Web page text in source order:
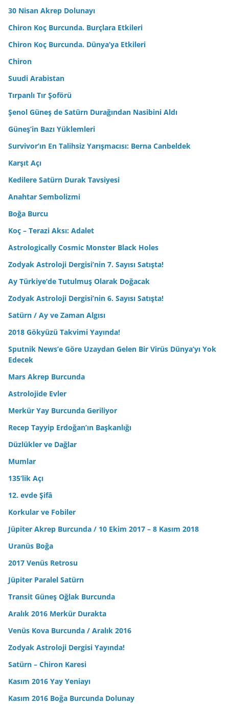
30 Nisan Akrep Dolunayı
Chiron Koç Burcunda. Burçlara Etkileri
Chiron Koç Burcunda. Dünya’ya Etkileri
Chiron
Suudi Arabistan
Tırpanlı Tır Şoförü
Şenol Güneş de Satürn Durağından Nasibini Aldı
Güneş’in Bazı Yüklemleri
Survivor’ın En Talihsiz Yarışmacısı: Berna Canbeldek
Karşıt Açı
Kedilere Satürn Durak Tavsiyesi
Anahtar Sembolizmi
Boğa Burcu
Koç – Terazi Aksı: Adalet
Astrologically Cosmic Monster Black Holes
Zodyak Astroloji Dergisi’nin 7. Sayısı Satışta!
Ay Türkiye’de Tutulmuş Olarak Doğacak
Zodyak Astroloji Dergisi’nin 6. Sayısı Satışta!
Satürn / Ay ve Zaman Algısı
2018 Gökyüzü Takvimi Yayında!
Sputnik News’e Göre Uzaydan Gelen Bir Virüs Dünya’yı Yok
Edecek
Mars Akrep Burcunda
Astrolojide Evler
Merkür Yay Burcunda Geriliyor
Recep Tayyip Erdoğan’ın Başkanlığı
Düzlükler ve Dağlar
Mumlar
135’lik Açı
12. evde Şifâ
Korkular ve Fobiler
Jüpiter Akrep Burcunda / 10 Ekim 2017 – 8 Kasım 2018
Uranüs Boğa
2017 Venüs Retrosu
Jüpiter Paralel Satürn
Transit Güneş Oğlak Burcunda
Aralık 2016 Merkür Durakta
Venüs Kova Burcunda / Aralık 2016
Zodyak Astroloji Dergisi Yayında!
Satürn – Chiron Karesi
Kasım 2016 Yay Yeniayı
Kasım 2016 Boğa Burcunda Dolunay